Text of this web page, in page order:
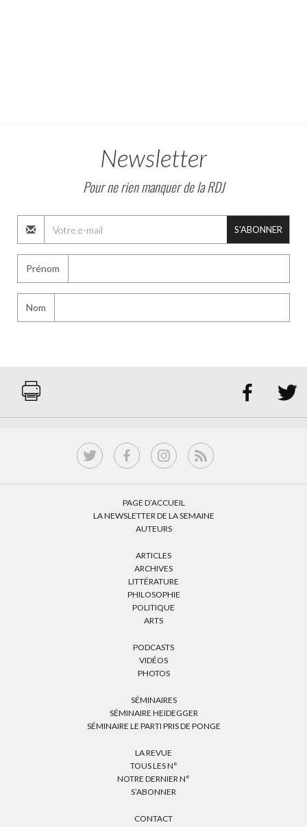
Newsletter
Pour ne rien manquer de la RDJ
S'ABONNER
Prénom
Nom
 
PAGE D’ACCUEIL
LA NEWSLETTER DE LA SEMAINE
AUTEURS
ARTICLES
ARCHIVES
LITTÉRATURE
PHILOSOPHIE
POLITIQUE
ARTS
PODCASTS
VIDÉOS
PHOTOS
SÉMINAIRES
SÉMINAIRE HEIDEGGER
SÉMINAIRE LE PARTI PRIS DE PONGE
LA REVUE
TOUS LES N°
NOTRE DERNIER N°
S’ABONNER
CONTACT